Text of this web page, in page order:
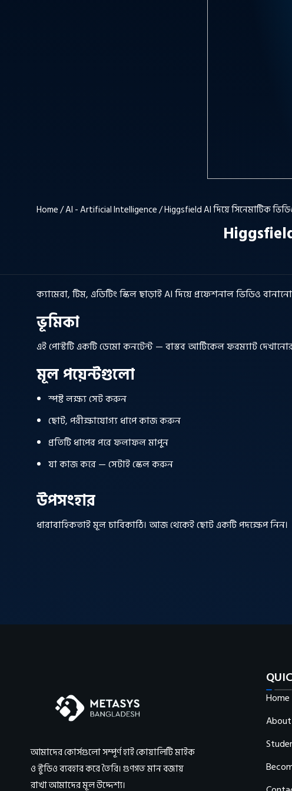
Home/AI - Artificial Intelligence/ Higgsfield AI দিয়ে সিনেমাটিক
ক্যামেরা, টিম, এডিটিং স্কিল ছাড়াই AI দিয়ে প্রফেশনাল ভিডিও
ভূমিকা
এই পোস্টটি একটি ডেমো কনটেন্ট — বাস্তব আর্টিকেল ফরম্যাট
মূল পয়েন্টগুলো
স্পষ্ট লক্ষ্য সেট করুন
ছোট, পরীক্ষাযোগ্য ধাপে কাজ করুন
প্রতিটি ধাপের পরে ফলাফল মাপুন
যা কাজ করে — সেটাই স্কেল করুন
উপসংহার
ধারাবাহিকতাই মূল চাবিকাঠি। আজ থেকেই ছোট একটি পদক্ষেপ নিন।
আমাদের কোর্সগুলো সম্পূর্ণ হাই কোয়ালিটি মাইক
ও স্টুডিও ব্যবহার করে তৈরি। গুণগত মান বজায়
রাখা আমাদের মূল উদ্দেশ্য।
Home